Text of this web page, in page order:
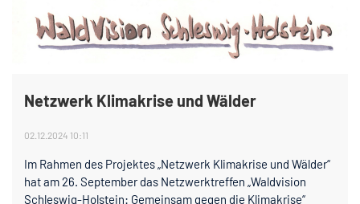
Netzwerk Klimakrise und Wälder
02.12.2024 10:11
Im Rahmen des Projektes „Netzwerk Klimakrise und Wälder“
hat am 26. September das Netzwerktreffen „Waldvision
Schleswig-Holstein: Gemeinsam gegen die Klimakrise“